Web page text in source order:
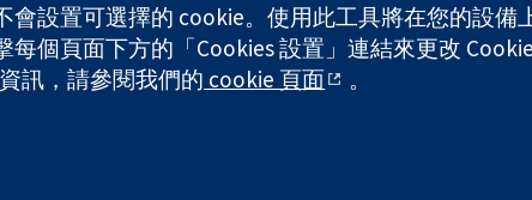
by guarantee (no. 03044323) registered in England & Wales.
會設置可選擇的 cookie。使用此工具將在您的設備
個頁面下方的「Cookies 設置」連結來更改 Cookie
訊，請參閱我們的 cookie 頁面 。